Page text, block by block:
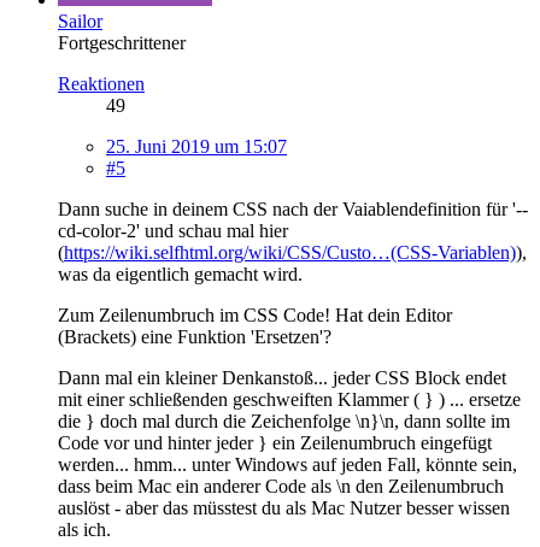
Sailor
Fortgeschrittener
Reaktionen
49
25. Juni 2019 um 15:07
#5
Dann suche in deinem CSS nach der Vaiablendefinition für '--
cd-color-2' und schau mal hier
(https://wiki.selfhtml.org/wiki/CSS/Custo…(CSS-Variablen)),
was da eigentlich gemacht wird.
Zum Zeilenumbruch im CSS Code! Hat dein Editor
(Brackets) eine Funktion 'Ersetzen'?
Dann mal ein kleiner Denkanstoß... jeder CSS Block endet
mit einer schließenden geschweiften Klammer ( } ) ... ersetze
die } doch mal durch die Zeichenfolge \n}\n, dann sollte im
Code vor und hinter jeder } ein Zeilenumbruch eingefügt
werden... hmm... unter Windows auf jeden Fall, könnte sein,
dass beim Mac ein anderer Code als \n den Zeilenumbruch
auslöst - aber das müsstest du als Mac Nutzer besser wissen
als ich.